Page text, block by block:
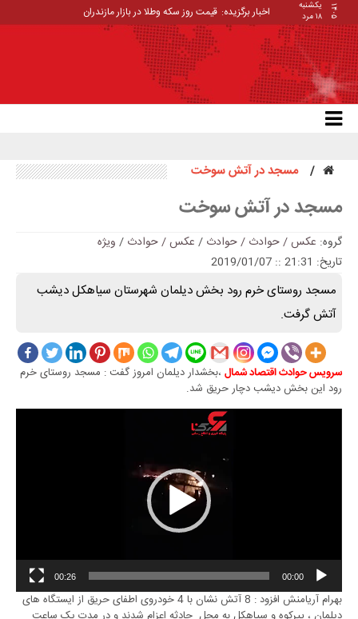
۱۴۰۵
یکشنبه
۱۸ مرد
اخبار برگزیده: قیمت روز سکه وطلا در بازار مازندران
مسجد در آتش سوخت
مسجد در آتش سوخت
گروه: عکس / حوادث / حوادث / عکس / حوادث / ویژه
تاریخ: 21:31 :: 2019/01/07
مسجد روستای خرم رود بخش دیلمان شهرستان سیاهکل دیشب
آتش گرفت.
سرویس حوادث اقتصاد شمال ،بخشدار دیلمان امروز گفت : مسجد روستای خرم
رود این بخش دیشب دچار حریق شد.
00:00
00:26
بهرام آریامنش افزود : 8 آتش نشان با 4 خودروی اطفای حریق از ایستگاه های